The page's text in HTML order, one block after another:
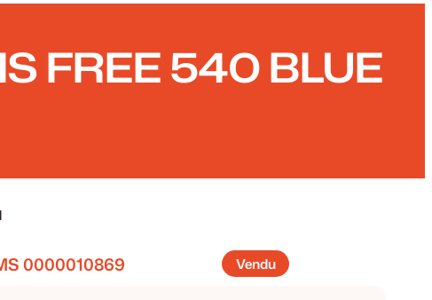
FREE 540 BLUE
0000010869 Vendu